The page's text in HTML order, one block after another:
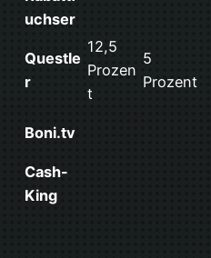
uchser
Questle
r
12,5
Prozen
t
5
Prozent
Boni.tv
Cash-
King